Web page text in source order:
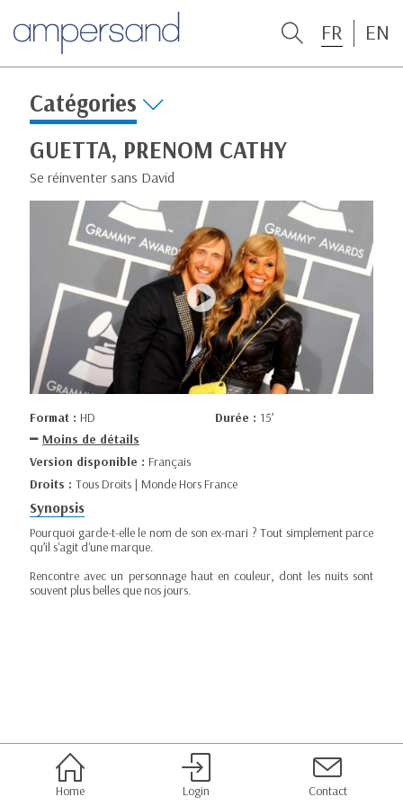
FR EN
Catégories
GUETTA, PRENOM CATHY
Se réinventer sans David
Format : HD Durée : 15’
Moins de détails
Version disponible : Français
Droits : Tous Droits | Monde Hors France
Synopsis
Pourquoi garde-t-elle le nom de son ex-mari ? Tout simplement parce
qu’il s'agit d'une marque.
Rencontre avec un personnage haut en couleur, dont les nuits sont
souvent plus belles que nos jours.
Home Login Contact